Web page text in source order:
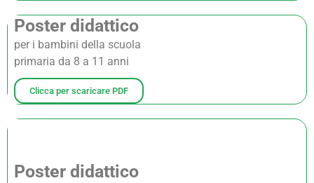
Poster didattico
per i bambini della scuola
primaria da 8 a 11 anni
Clicca per scaricare PDF
Poster didattico